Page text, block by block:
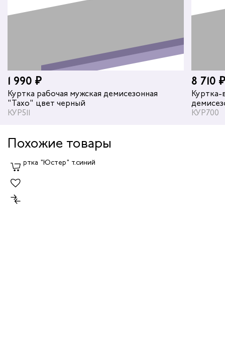
1 990 ₽
Куртка рабочая мужская демисезонная
"Тахо" цвет черный
КУР511
8 710 ₽
Куртка-
КУР700
Похожие товары